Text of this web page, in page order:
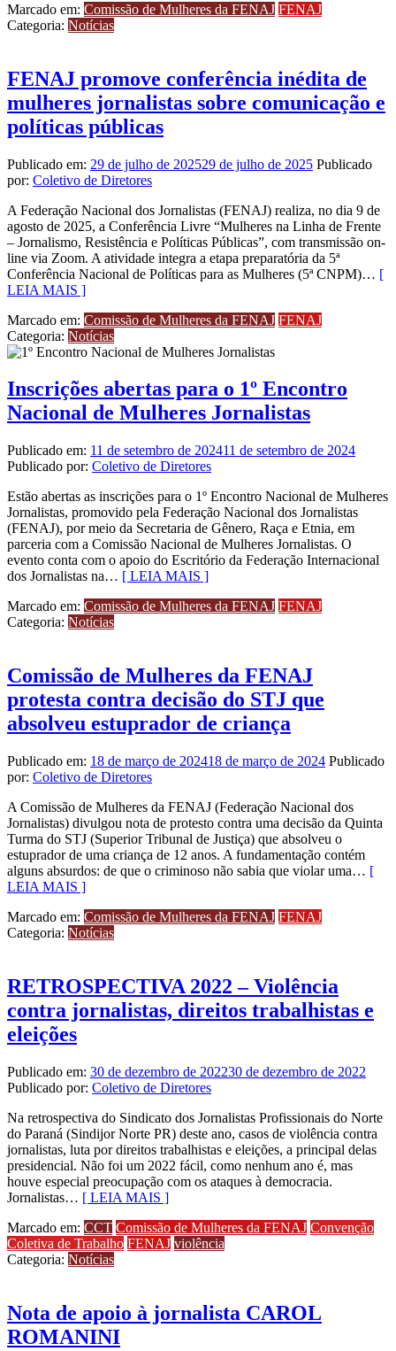
Marcado em: Comissão de Mulheres da FENAJ FENAJ
Categoria: Notícias
FENAJ promove conferência inédita de
mulheres jornalistas sobre comunicação e
políticas públicas
Publicado em: 29 de julho de 202529 de julho de 2025 Publicado
por: Coletivo de Diretores
A Federação Nacional dos Jornalistas (FENAJ) realiza, no dia 9 de
agosto de 2025, a Conferência Livre “Mulheres na Linha de Frente
– Jornalismo, Resistência e Políticas Públicas”, com transmissão on-
line via Zoom. A atividade integra a etapa preparatória da 5ª
Conferência Nacional de Políticas para as Mulheres (5ª CNPM)… [
LEIA MAIS ]
Marcado em: Comissão de Mulheres da FENAJ FENAJ
Categoria: Notícias
Inscrições abertas para o 1º Encontro
Nacional de Mulheres Jornalistas
Publicado em: 11 de setembro de 202411 de setembro de 2024
Publicado por: Coletivo de Diretores
Estão abertas as inscrições para o 1º Encontro Nacional de Mulheres
Jornalistas, promovido pela Federação Nacional dos Jornalistas
(FENAJ), por meio da Secretaria de Gênero, Raça e Etnia, em
parceria com a Comissão Nacional de Mulheres Jornalistas. O
evento conta com o apoio do Escritório da Federação Internacional
dos Jornalistas na… [ LEIA MAIS ]
Marcado em: Comissão de Mulheres da FENAJ FENAJ
Categoria: Notícias
Comissão de Mulheres da FENAJ
protesta contra decisão do STJ que
absolveu estuprador de criança
Publicado em: 18 de março de 202418 de março de 2024 Publicado
por: Coletivo de Diretores
A Comissão de Mulheres da FENAJ (Federação Nacional dos
Jornalistas) divulgou nota de protesto contra uma decisão da Quinta
Turma do STJ (Superior Tribunal de Justiça) que absolveu o
estuprador de uma criança de 12 anos. A fundamentação contém
alguns absurdos: de que o criminoso não sabia que violar uma… [
LEIA MAIS ]
Marcado em: Comissão de Mulheres da FENAJ FENAJ
Categoria: Notícias
RETROSPECTIVA 2022 – Violência
contra jornalistas, direitos trabalhistas e
eleições
Publicado em: 30 de dezembro de 202230 de dezembro de 2022
Publicado por: Coletivo de Diretores
Na retrospectiva do Sindicato dos Jornalistas Profissionais do Norte
do Paraná (Sindijor Norte PR) deste ano, casos de violência contra
jornalistas, luta por direitos trabalhistas e eleições, a principal delas
presidencial. Não foi um 2022 fácil, como nenhum ano é, mas
houve especial preocupação com os ataques à democracia.
Jornalistas… [ LEIA MAIS ]
Marcado em: CCT Comissão de Mulheres da FENAJ Convenção
Coletiva de Trabalho FENAJ violência
Categoria: Notícias
Nota de apoio à jornalista CAROL
ROMANINI